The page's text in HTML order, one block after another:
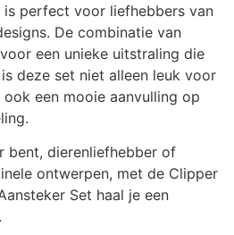
is perfect voor liefhebbers van
De combinatie van
een unieke uitstraling die
deze set niet alleen leuk voor
een mooie aanvulling op
bent, dierenliefhebber of
ontwerpen, met de Clipper
Set haal je een